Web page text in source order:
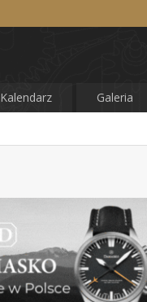
Kalendarz Galeria